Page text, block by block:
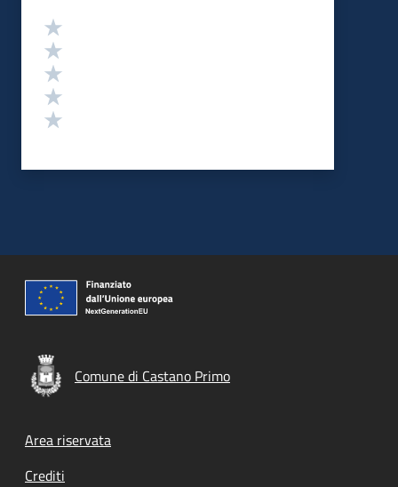
Valutazione
Comune di Castano Primo
Footer menu
Area riservata
Crediti